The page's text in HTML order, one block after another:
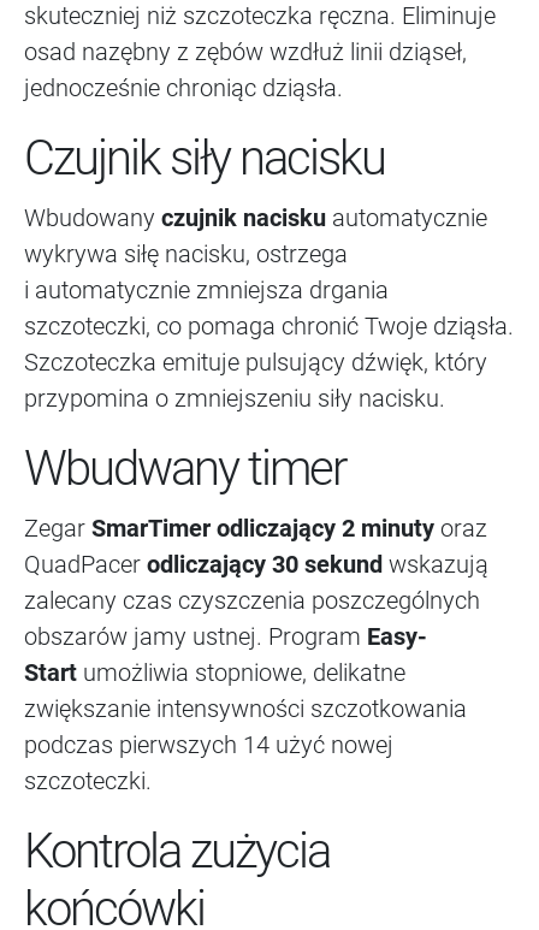
skuteczniej niż szczoteczka ręczna. Eliminuje
osad nazębny z zębów wzdłuż linii dziąseł,
jednocześnie chroniąc dziąsła.
Czujnik siły nacisku
Wbudowany czujnik nacisku automatycznie
wykrywa siłę nacisku, ostrzega
i automatycznie zmniejsza drgania
szczoteczki, co pomaga chronić Twoje dziąsła.
Szczoteczka emituje pulsujący dźwięk, który
przypomina o zmniejszeniu siły nacisku.
Wbudwany timer
Zegar SmarTimer odliczający 2 minuty oraz
QuadPacer odliczający 30 sekund wskazują
zalecany czas czyszczenia poszczególnych
obszarów jamy ustnej. Program Easy-
Start umożliwia stopniowe, delikatne
zwiększanie intensywności szczotkowania
podczas pierwszych 14 użyć nowej
szczoteczki.
Kontrola zużycia
końcówki